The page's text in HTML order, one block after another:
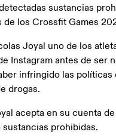
sustancias
de los Crossfit Games
Joyal uno de los
Instagram antes de ser
infringido las políticas
drogas.
acepta en su cuenta
prohibidas.